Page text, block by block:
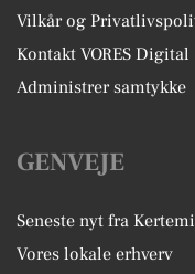
Vilkår og
Kontakt VORES Digital
Administrer samtykke
GENVEJE
Seneste nyt fra
Vores lokale erhverv